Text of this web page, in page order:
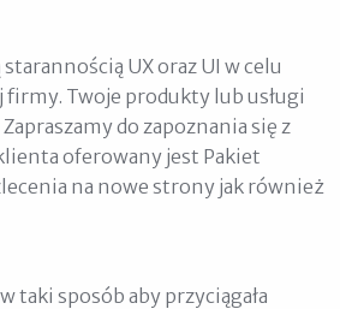
UX oraz UI w celu
Twoje produkty lub usługi
do zapoznania się z
oferowany jest Pakiet
na nowe strony jak również
taki sposób aby przyciągała